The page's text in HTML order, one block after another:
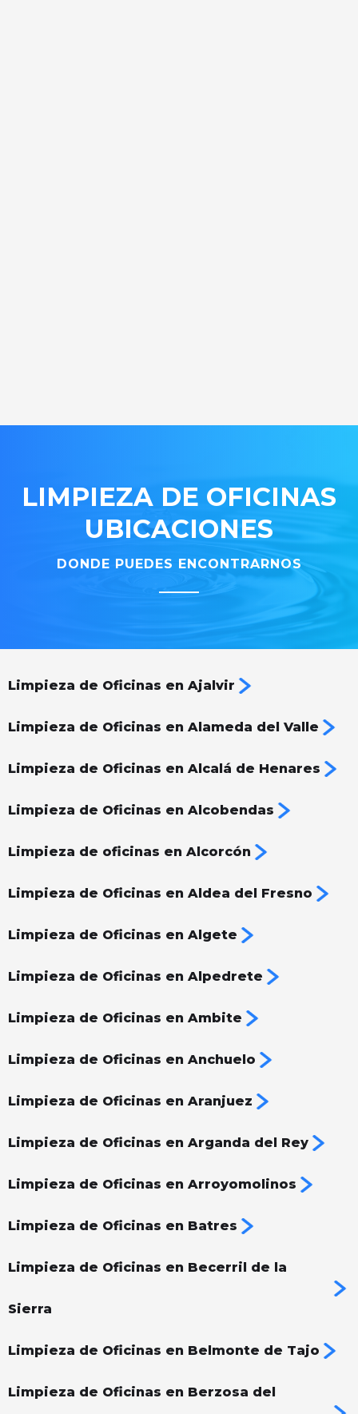
LIMPIEZA DE OFICINAS
UBICACIONES
DONDE PUEDES ENCONTRARNOS
Limpieza de Oficinas en Ajalvir
Limpieza de Oficinas en Alameda del Valle
Limpieza de Oficinas en Alcalá de Henares
Limpieza de Oficinas en Alcobendas
Limpieza de oficinas en Alcorcón
Limpieza de Oficinas en Aldea del Fresno
Limpieza de Oficinas en Algete
Limpieza de Oficinas en Alpedrete
Limpieza de Oficinas en Ambite
Limpieza de Oficinas en Anchuelo
Limpieza de Oficinas en Aranjuez
Limpieza de Oficinas en Arganda del Rey
Limpieza de Oficinas en Arroyomolinos
Limpieza de Oficinas en Batres
Limpieza de Oficinas en Becerril de la
Sierra
Limpieza de Oficinas en Belmonte de Tajo
Limpieza de Oficinas en Berzosa del